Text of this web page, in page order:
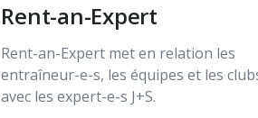
Rent-an-Expert
Rent-an-Expert met en relation les
entraîneur-e-s, les équipes et les
avec les expert-e-s J+S.